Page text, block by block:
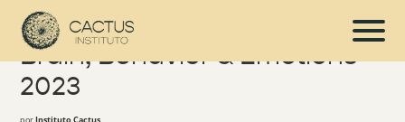
Brain, Behavior & Emotions
2023